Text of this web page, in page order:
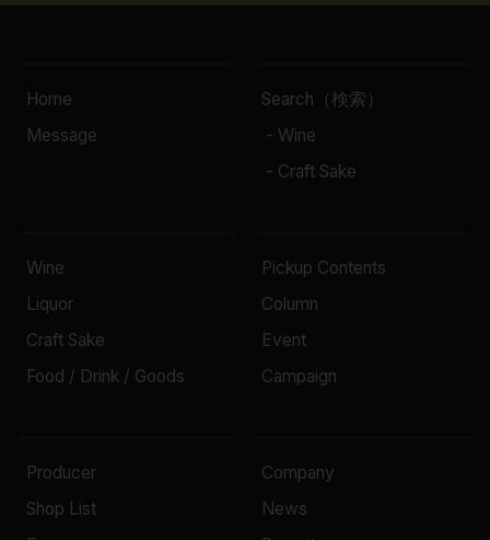
Home
Message
Search（検索）
- Wine
- Craft Sake
Wine
Liquor
Craft Sake
Food / Drink / Goods
Pickup Contents
Column
Event
Campaign
Producer
Shop List
Company
News